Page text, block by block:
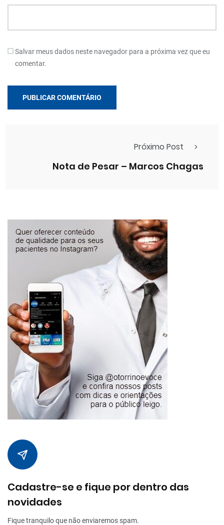
Salvar meus dados neste navegador para a próxima vez que eu
comentar.
Próximo Post
Nota de Pesar – Marcos Chagas
Cadastre-se e fique por dentro das
novidades
Fique tranquilo que não enviaremos spam.